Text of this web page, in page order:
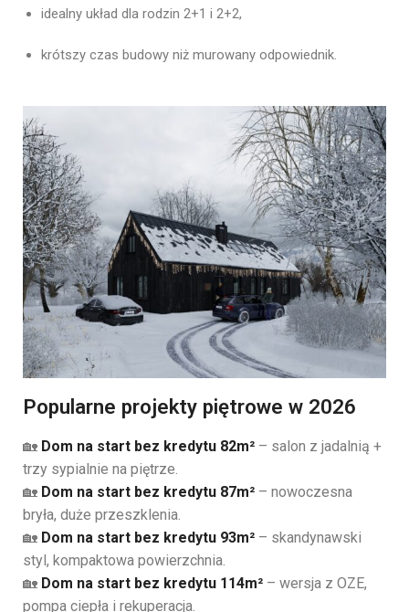
idealny układ dla rodzin 2+1 i 2+2,
krótszy czas budowy niż murowany odpowiednik.
Popularne projekty piętrowe w 2026
🏡 Dom na start bez kredytu 82m² – salon z jadalnią +
trzy sypialnie na piętrze.
🏡 Dom na start bez kredytu 87m² – nowoczesna
bryła, duże przeszklenia.
🏡 Dom na start bez kredytu 93m² – skandynawski
styl, kompaktowa powierzchnia.
🏡 Dom na start bez kredytu 114m² – wersja z OZE,
pompa ciepła i rekuperacja.